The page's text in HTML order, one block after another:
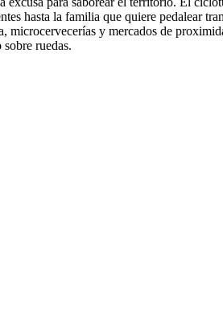
hasta la familia que quiere pedalear
microcervecerías y mercados de
ruedas.